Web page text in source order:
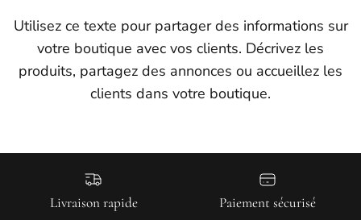
Utilisez ce texte pour partager des informations sur
votre boutique avec vos clients. Décrivez les
produits, partagez des annonces ou accueillez les
clients dans votre boutique.
Livraison rapide Paiement sécurisé